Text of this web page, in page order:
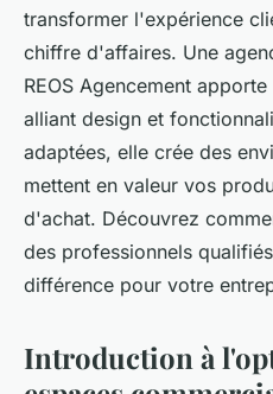
transformer l'expérience
chiffre d'affaires. Une
REOS Agencement
alliant design et
adaptées, elle crée des
mettent en valeur vos
d'achat. Découvrez
des professionnels
différence pour votre
Introduction à